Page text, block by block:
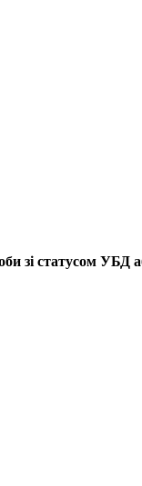
зі статусом УБД